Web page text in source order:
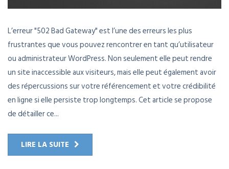
L’erreur "502 Bad Gateway" est l’une des erreurs les plus
frustrantes que vous pouvez rencontrer en tant qu’utilisateur
ou administrateur WordPress. Non seulement elle peut rendre
un site inaccessible aux visiteurs, mais elle peut également avoir
des répercussions sur votre référencement et votre crédibilité
en ligne si elle persiste trop longtemps. Cet article se propose
de détailler ce...
LIRE LA SUITE